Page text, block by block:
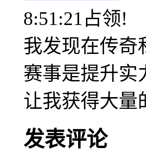
8:51:21占领!
我发现在传奇
赛事是提升实
让我获得大量
发表评论